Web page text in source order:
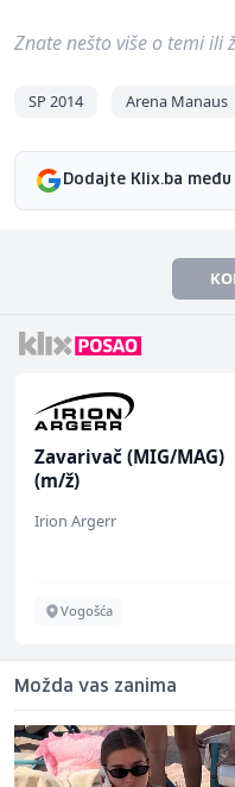
Znate nešto više o temi ili
SP 2014 Arena Manaus
Dodajte Klix.ba
Zavarivač (MIG/MAG)
(m/ž)
Irion Argerr
Vogošća
Možda vas zanima